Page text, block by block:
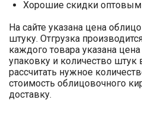
Хорошие скидки оптовым
На сайте указана цена
штуку. Отгрузка
каждого товара указана
упаковку и количество
рассчитать нужное
стоимость облицовочного
доставку.